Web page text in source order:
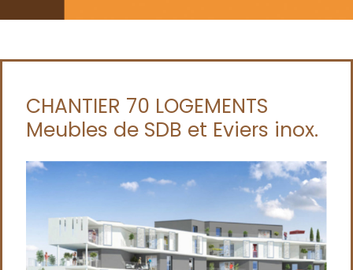
CHANTIER 70 LOGEMENTS
Meubles de SDB et Eviers inox.